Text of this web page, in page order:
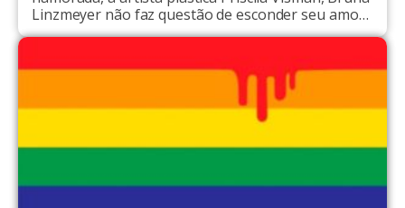
Linzmeyer não faz questão de esconder seu amor
da sociedade. A exposição aconteceu de maneira
não impediu a atriz de ser vítima de lesbofobia. Em
entrevista à primeira edição do ano […]